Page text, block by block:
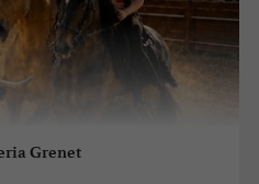
Grenet